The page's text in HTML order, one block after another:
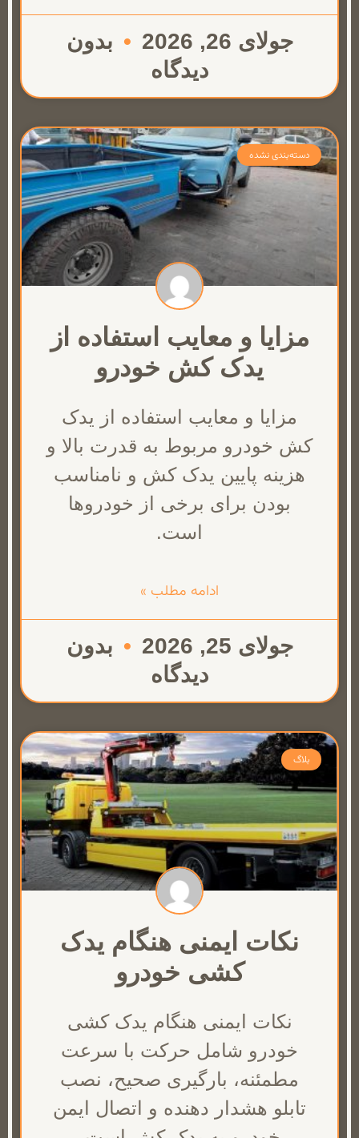
جولای 26, 2026
بدون
دیدگاه
دسته‌بندی نشده
مزایا و معایب استفاده از
یدک کش خودرو
مزایا و معایب استفاده از یدک
کش خودرو مربوط به قدرت بالا و
هزینه پایین یدک کش و نامناسب
بودن برای برخی از خودروها
است.
ادامه مطلب »
جولای 25, 2026
بدون
دیدگاه
بلاگ
نکات ایمنی هنگام یدک
کشی خودرو
نکات ایمنی هنگام یدک کشی
خودرو شامل حرکت با سرعت
مطمئنه، بارگیری صحیح، نصب
تابلو هشدار دهنده و اتصال ایمن